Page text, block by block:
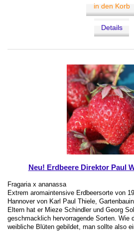
in den Korb
Details
Neu! Erdbeere Direktor Paul
Fragaria x ananassa
Extrem aromaintensive Erdbeersorte von
Hannover von Karl Paul Thiele,
Eltern hat er Mieze Schindler und Georg
geschmacklich hervorragende Sorten. Wie
weibliche Blüten gebildet, man sollte also